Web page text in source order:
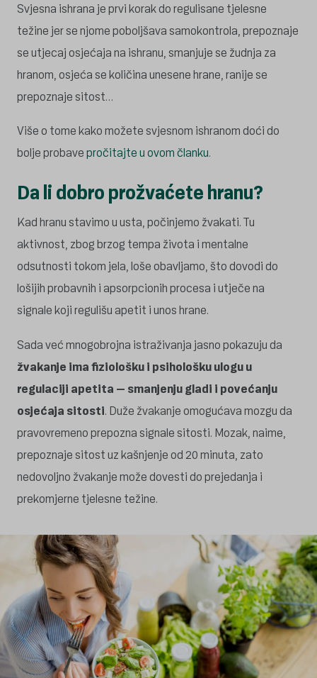
Svjesna ishrana je prvi korak do regulisane tjelesne
težine jer se njome poboljšava samokontrola, prepoznaje
se utjecaj osjećaja na ishranu, smanjuje se žudnja za
hranom, osjeća se količina unesene hrane, ranije se
prepoznaje sitost…
Više o tome kako možete svjesnom ishranom doći do
bolje probavepročitajte u ovom članku.
Da li dobro prožvaćete hranu?
Kad hranu stavimo u usta, počinjemo žvakati. Tu
aktivnost, zbog brzog tempa života i mentalne
odsutnosti tokom jela, loše obavljamo, što dovodi do
lošijih probavnih i apsorpcionih procesa i utječe na
signale koji regulišu apetit i unos hrane.
Sada već mnogobrojna istraživanja jasno pokazuju da
žvakanje ima fiziološku i psihološku ulogu u
regulaciji apetita – smanjenju gladi i povećanju
osjećaja sitosti. Duže žvakanje omogućava mozgu da
pravovremeno prepozna signale sitosti. Mozak, naime,
prepoznaje sitost uz kašnjenje od 20 minuta, zato
nedovoljno žvakanje može dovesti do prejedanja i
prekomjerne tjelesne težine.